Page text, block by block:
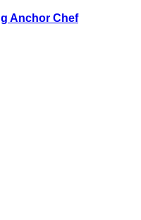
Anchor Chef